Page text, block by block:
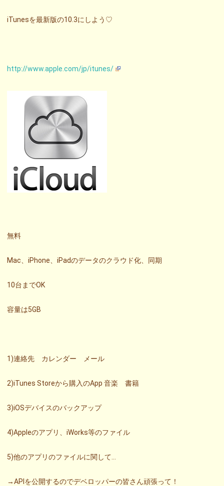
iTunesを最新版の10.3にしよう♡
http://www.apple.com/jp/itunes/
無料
Mac、iPhone、iPadのデータのクラウド化、同期
10台までOK
容量は5GB
1)連絡先 カレンダー メール
2)iTunes Storeから購入のApp 音楽 書籍
3)iOSデバイスのバックアップ
4)Appleのアプリ、iWorks等のファイル
5)他のアプリのファイルに関して…
→APIを公開するのでデベロッパーの皆さん頑張って！